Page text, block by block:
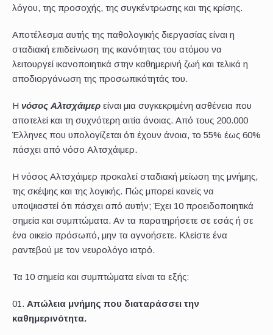
λόγου, της προσοχής, της συγκέντρωσης και της κρίσης.
Αποτέλεσμα αυτής της παθολογικής διεργασίας είναι η
σταδιακή επιδείνωση της ικανότητας του ατόμου να
λειτουργεί ικανοποιητικά στην καθημερινή ζωή και τελικά η
αποδιοργάνωση της προσωπικότητάς του.
Η νόσος Αλτσχάιμερ είναι μια συγκεκριμένη ασθένεια που
αποτελεί και τη συχνότερη αιτία άνοιας. Από τους 200.000
Έλληνες που υπολογίζεται ότι έχουν άνοια, το 55% έως 60%
πάσχει από νόσο Αλτσχάιμερ.
Η νόσος Αλτσχάιμερ προκαλεί σταδιακή μείωση της μνήμης,
της σκέψης και της λογικής. Πώς μπορεί κανείς να
υποψιαστεί ότι πάσχει από αυτήν; Έχει 10 προειδοποιητικά
σημεία και συμπτώματα. Αν τα παρατηρήσετε σε εσάς ή σε
ένα οικείο πρόσωπό, μην τα αγνοήσετε. Κλείστε ένα
ραντεβού με τον νευρολόγο ιατρό.
Τα 10 σημεία και συμπτώματα είναι τα εξής:
Απώλεια μνήμης που διαταράσσει την
καθημερινότητα.